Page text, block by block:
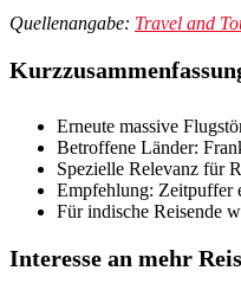
Quellenangabe: Travel and
Erneute massive
Betroffene Länder:
Spezielle Relevanz für
Empfehlung: Zeitpuffer
Für indische Reisende
Interesse an mehr